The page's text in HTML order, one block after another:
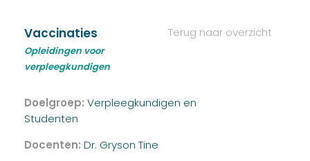
Terug naar overzicht
Vaccinaties
Opleidingen voor
verpleegkundigen
Doelgroep: Verpleegkundigen en
Studenten
Docenten: Dr. Gryson Tine